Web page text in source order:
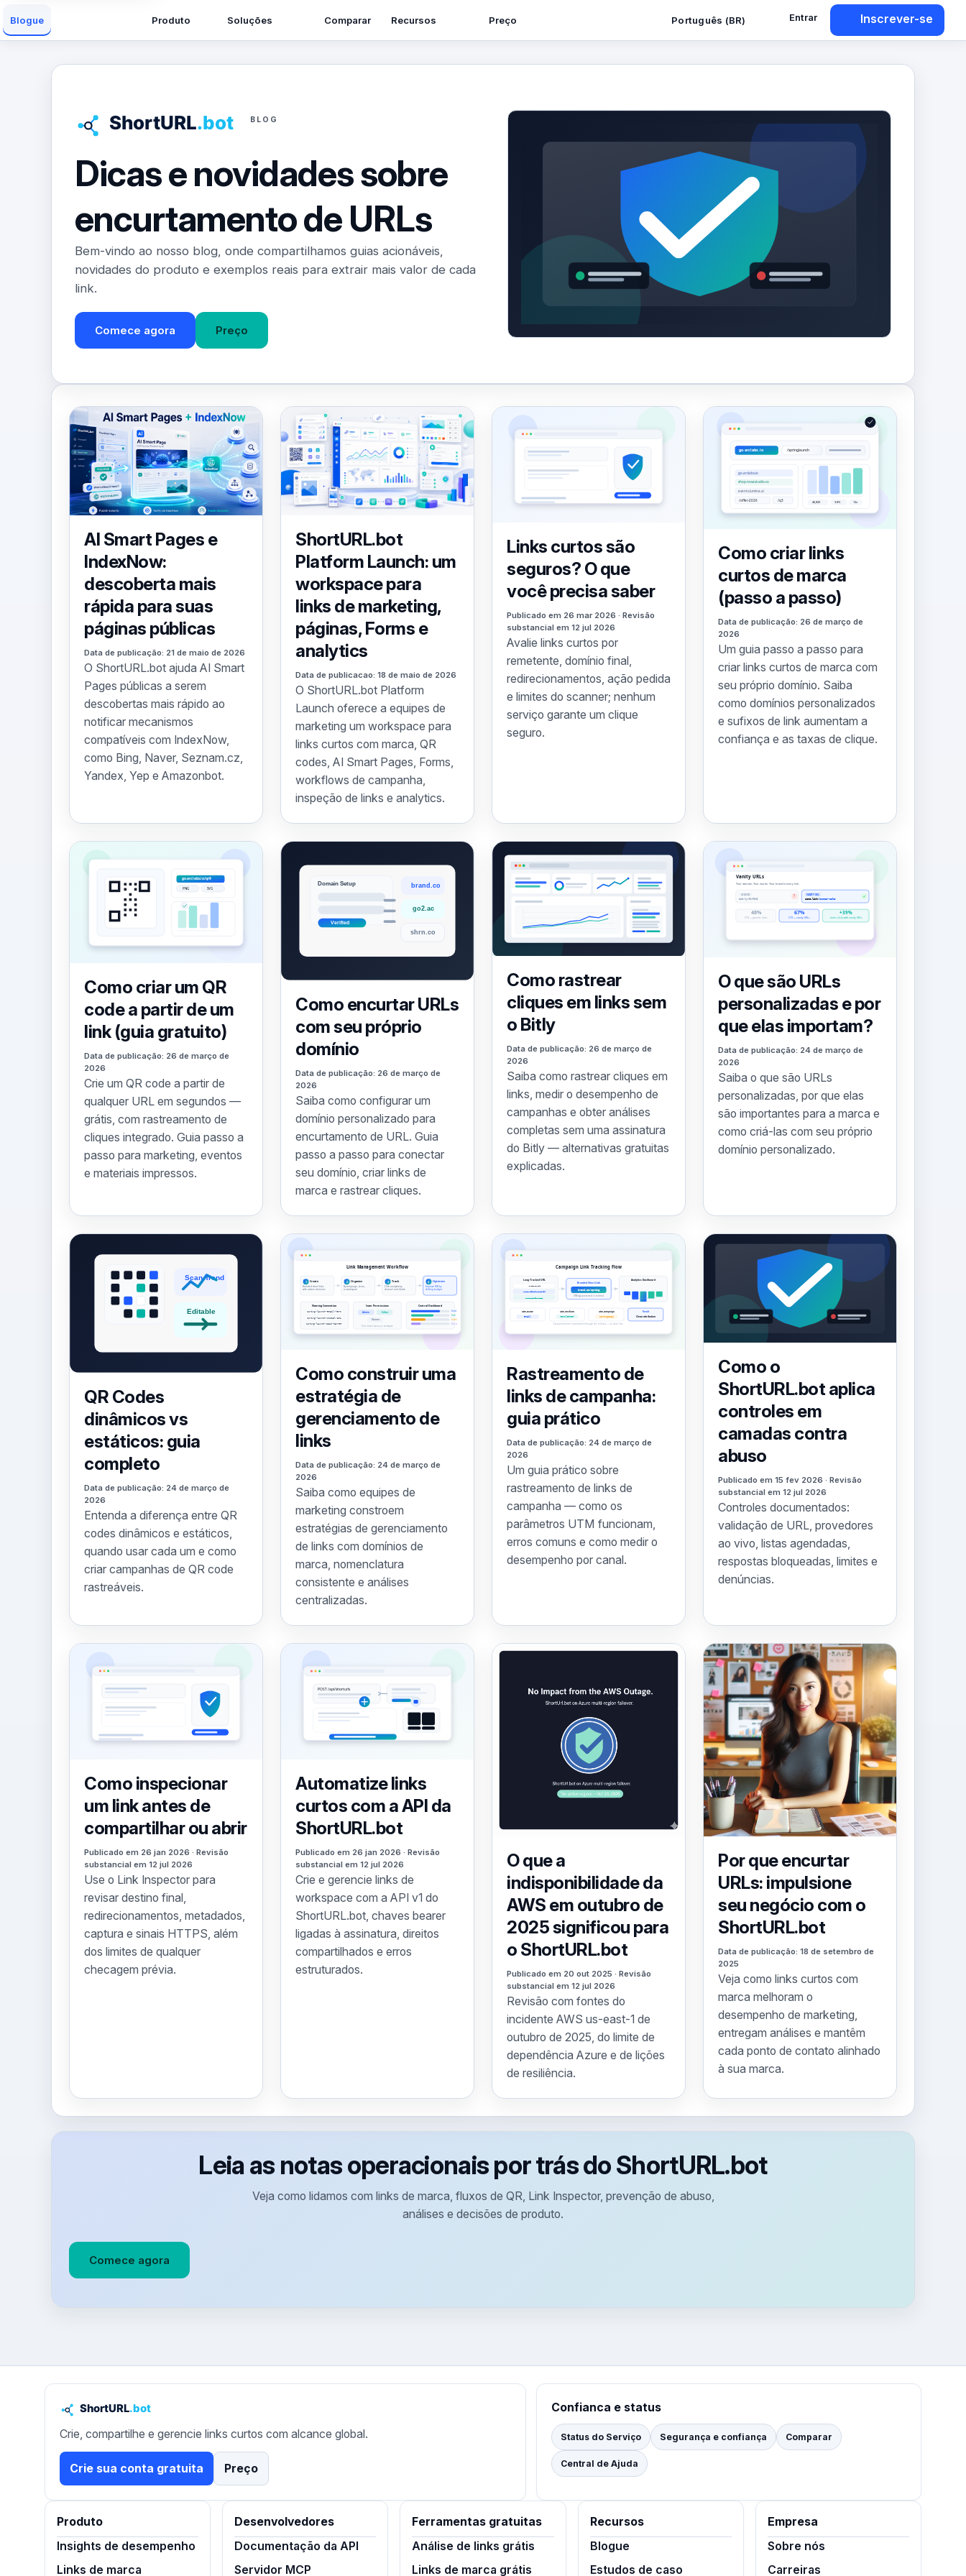
Blogue Produto Soluções Comparar Recursos Preço Português (BR) Entrar Inscrever-se
BLOG
Dicas e novidades sobre
encurtamento de URLs
Bem-vindo ao nosso blog, onde compartilhamos guias acionáveis,
novidades do produto e exemplos reais para extrair mais valor de cada
link.
Comece agora Preço
AI Smart Pages e
IndexNow:
descoberta mais
rápida para suas
páginas públicas
Data de publicação: 21 de maio de 2026
O ShortURL.bot ajuda AI Smart
Pages públicas a serem
descobertas mais rápido ao
notificar mecanismos
compatíveis com IndexNow,
como Bing, Naver, Seznam.cz,
Yandex, Yep e Amazonbot.
ShortURL.bot
Platform Launch: um
workspace para
links de marketing,
páginas, Forms e
analytics
Data de publicacao: 18 de maio de 2026
O ShortURL.bot Platform
Launch oferece a equipes de
marketing um workspace para
links curtos com marca, QR
codes, AI Smart Pages, Forms,
workflows de campanha,
inspeção de links e analytics.
Links curtos são
seguros? O que
você precisa saber
Publicado em 26 mar 2026 · Revisão
substancial em 12 jul 2026
Avalie links curtos por
remetente, domínio final,
redirecionamentos, ação pedida
e limites do scanner; nenhum
serviço garante um clique
seguro.
Como criar links
curtos de marca
(passo a passo)
Data de publicação: 26 de março de
2026
Um guia passo a passo para
criar links curtos de marca com
seu próprio domínio. Saiba
como domínios personalizados
e sufixos de link aumentam a
confiança e as taxas de clique.
Como criar um QR
code a partir de um
link (guia gratuito)
Data de publicação: 26 de março de
2026
Crie um QR code a partir de
qualquer URL em segundos —
grátis, com rastreamento de
cliques integrado. Guia passo a
passo para marketing, eventos
e materiais impressos.
Como encurtar URLs
com seu próprio
domínio
Data de publicação: 26 de março de
2026
Saiba como configurar um
domínio personalizado para
encurtamento de URL. Guia
passo a passo para conectar
seu domínio, criar links de
marca e rastrear cliques.
Como rastrear
cliques em links sem
o Bitly
Data de publicação: 26 de março de
2026
Saiba como rastrear cliques em
links, medir o desempenho de
campanhas e obter análises
completas sem uma assinatura
do Bitly — alternativas gratuitas
explicadas.
O que são URLs
personalizadas e por
que elas importam?
Data de publicação: 24 de março de
2026
Saiba o que são URLs
personalizadas, por que elas
são importantes para a marca e
como criá-las com seu próprio
domínio personalizado.
QR Codes
dinâmicos vs
estáticos: guia
completo
Data de publicação: 24 de março de
2026
Entenda a diferença entre QR
codes dinâmicos e estáticos,
quando usar cada um e como
criar campanhas de QR code
rastreáveis.
Como construir uma
estratégia de
gerenciamento de
links
Data de publicação: 24 de março de
2026
Saiba como equipes de
marketing constroem
estratégias de gerenciamento
de links com domínios de
marca, nomenclatura
consistente e análises
centralizadas.
Rastreamento de
links de campanha:
guia prático
Data de publicação: 24 de março de
2026
Um guia prático sobre
rastreamento de links de
campanha — como os
parâmetros UTM funcionam,
erros comuns e como medir o
desempenho por canal.
Como o
ShortURL.bot aplica
controles em
camadas contra
abuso
Publicado em 15 fev 2026 · Revisão
substancial em 12 jul 2026
Controles documentados:
validação de URL, provedores
ao vivo, listas agendadas,
respostas bloqueadas, limites e
denúncias.
Como inspecionar
um link antes de
compartilhar ou abrir
Publicado em 26 jan 2026 · Revisão
substancial em 12 jul 2026
Use o Link Inspector para
revisar destino final,
redirecionamentos, metadados,
captura e sinais HTTPS, além
dos limites de qualquer
checagem prévia.
Automatize links
curtos com a API da
ShortURL.bot
Publicado em 26 jan 2026 · Revisão
substancial em 12 jul 2026
Crie e gerencie links de
workspace com a API v1 do
ShortURL.bot, chaves bearer
ligadas à assinatura, direitos
compartilhados e erros
estruturados.
O que a
indisponibilidade da
AWS em outubro de
2025 significou para
o ShortURL.bot
Publicado em 20 out 2025 · Revisão
substancial em 12 jul 2026
Revisão com fontes do
incidente AWS us-east-1 de
outubro de 2025, do limite de
dependência Azure e de lições
de resiliência.
Por que encurtar
URLs: impulsione
seu negócio com o
ShortURL.bot
Data de publicação: 18 de setembro de
2025
Veja como links curtos com
marca melhoram o
desempenho de marketing,
entregam análises e mantêm
cada ponto de contato alinhado
à sua marca.
Leia as notas operacionais por trás do ShortURL.bot
Veja como lidamos com links de marca, fluxos de QR, Link Inspector, prevenção de abuso,
análises e decisões de produto.
Comece agora
Crie, compartilhe e gerencie links curtos com alcance global.
Crie sua conta gratuita Preço
Confianca e status
Status do Serviço Segurança e confiança Comparar
Central de Ajuda
Produto
Insights de desempenho
Links de marca
Desenvolvedores
Documentação da API
Servidor MCP
Ferramentas gratuitas
Análise de links grátis
Links de marca grátis
Recursos
Blogue
Estudos de caso
Empresa
Sobre nós
Carreiras